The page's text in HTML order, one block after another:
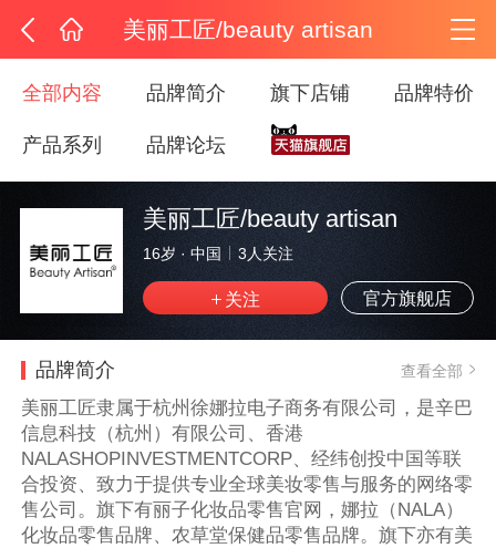
美丽工匠/beauty artisan
全部内容 品牌简介 旗下店铺 品牌特价
产品系列 品牌论坛
美丽工匠/beauty artisan
16岁 · 中国 3 人关注
官方旗舰店
品牌简介 查看全部
美丽工匠隶属于杭州徐娜拉电子商务有限公司，是辛巴
信息科技（杭州）有限公司、香港
NALASHOPINVESTMENTCORP、经纬创投中国等联
合投资、致力于提供专业全球美妆零售与服务的网络零
售公司。旗下有丽子化妆品零售官网，娜拉（NALA）
化妆品零售品牌、农草堂保健品零售品牌。旗下亦有美